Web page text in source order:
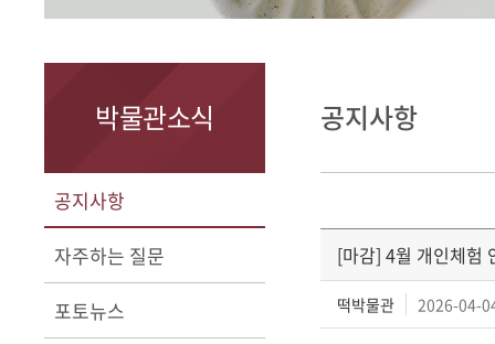
박물관소식
공지사항
자주하는 질문
포토뉴스
공지사항
[마감] 4월 개인체험
떡박물관 2026-04-